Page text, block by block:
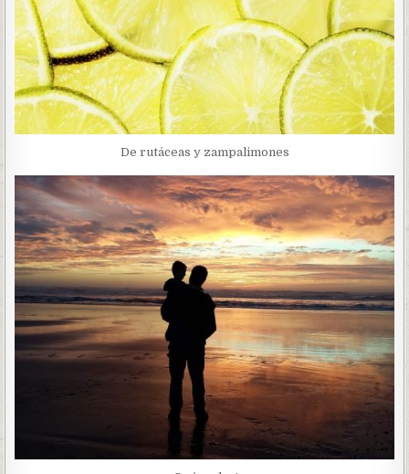
De rutáceas y zampalimones